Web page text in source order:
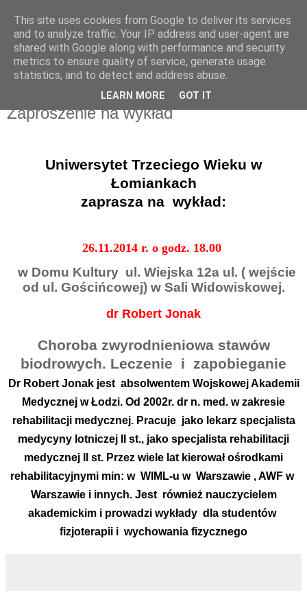
UTW Łomianki
Zaproszenie na wykład
Uniwersytet Trzeciego Wieku w
Łomiankach
zaprasza na wykład:
26.11.2014 r. o godz. 18.00
w Domu Kultury ul. Wiejska 12a ul. ( wejście
od ul. Gościńcowej) w Sali Widowiskowej.
dr Robert Jonak
Choroba zwyrodnieniowa stawów
biodrowych. Leczenie i zapobieganie
Dr Robert Jonak jest absolwentem Wojskowej Akademii
Medycznej w Łodzi. Od 2002r. dr n. med. w zakresie
rehabilitacji medycznej. Pracuje jako lekarz specjalista
medycyny lotniczej II st., jako specjalista rehabilitacji
medycznej II st. Przez wiele lat kierował ośrodkami
rehabilitacyjnymi min: w WIML-u w Warszawie , AWF w
Warszawie i innych. Jest również nauczycielem
akademickim i prowadzi wykłady dla studentów
fizjoterapii i wychowania fizycznego
This site uses cookies from Google to deliver its services
and to analyze traffic. Your IP address and user-agent are
shared with Google along with performance and security
metrics to ensure quality of service, generate usage
statistics, and to detect and address abuse.
LEARN MORE GOT IT